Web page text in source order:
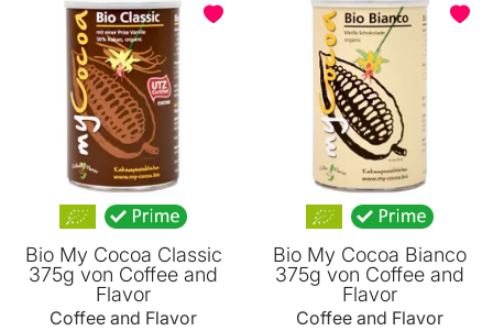
Bio My Cocoa Classic
375g von Coffee and
Flavor
Coffee and Flavor
Bio My Cocoa Bianco
375g von Coffee and
Flavor
Coffee and Flavor